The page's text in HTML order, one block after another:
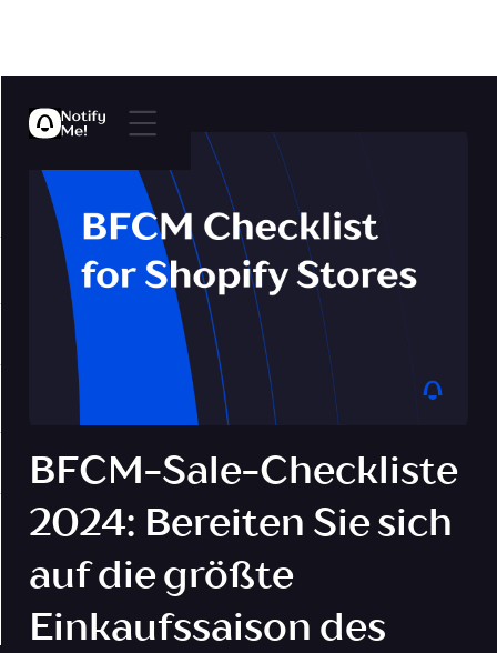
BFCM-Sale-Checkliste
2024: Bereiten Sie sich
auf die größte
Einkaufssaison des